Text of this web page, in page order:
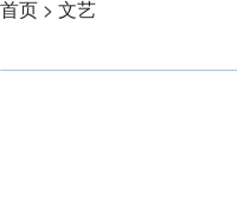
首页 > 文艺